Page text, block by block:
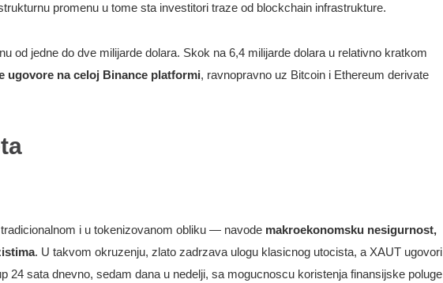
promenu u tome sta investitori traze od blockchain infrastrukture.
od jedne do dve milijarde dolara. Skok na 6,4 milijarde dolara u relativno kratkom
ugovore na celoj Binance platformi, ravnopravno uz Bitcoin i Ethereum derivate
i u tokenizovanom obliku — navode makroekonomsku nesigurnost,
. U takvom okruzenju, zlato zadrzava ulogu klasicnog utocista, a XAUT ugovori
sata dnevno, sedam dana u nedelji, sa mogucnoscu koristenja finansijske poluge